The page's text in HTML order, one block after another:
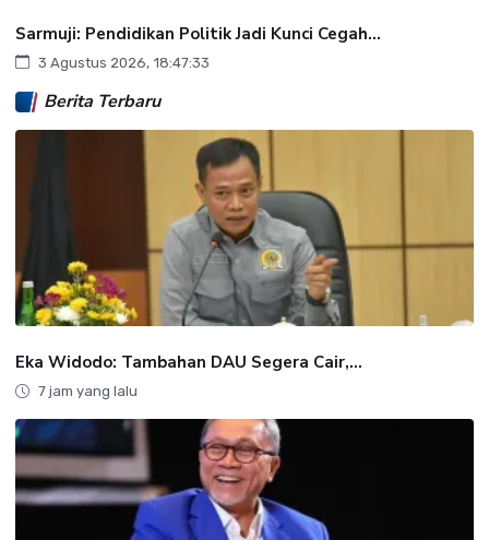
Sarmuji: Pendidikan Politik Jadi Kunci Cegah...
3 Agustus 2026, 18:47:33
Berita Terbaru
Eka Widodo: Tambahan DAU Segera Cair,...
7 jam yang lalu